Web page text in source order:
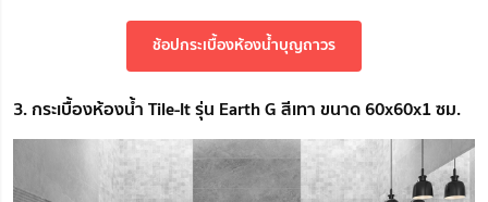
ช้อปกระเบื้องห้องน้ำบุญถาวร
3. กระเบื้องห้องน้ำ Tile-It รุ่น Earth G สีเทา ขนาด 60x60x1 ซม.